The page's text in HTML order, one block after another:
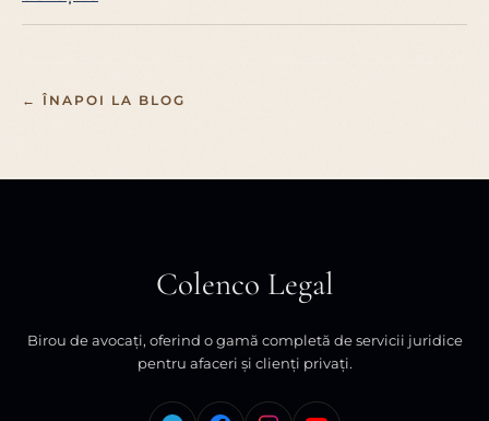
← ÎNAPOI LA BLOG
Colenco Legal
Birou de avocați, oferind o gamă completă de servicii juridice
pentru afaceri și clienți privați.